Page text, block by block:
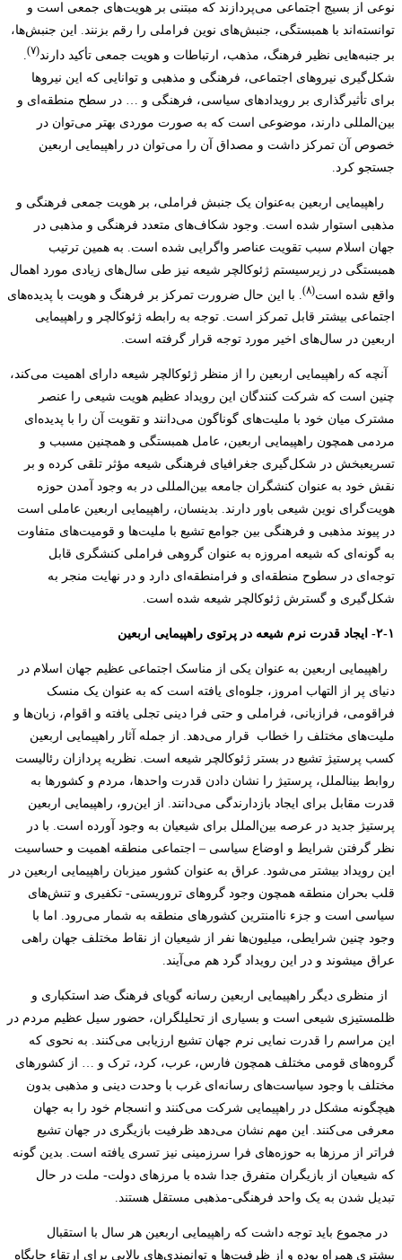
نوعی از بسیج اجتماعی می‌پردازند که مبتنی بر هویت‌های جمعی است و
توانسته‌اند با همبستگی، جنبش‌های نوین فراملی را رقم بزنند. این جنبش‌ها،
بر جنبه‌هایی نظیر فرهنگ، مذهب، ارتباطات و هویت جمعی تأکید دارند(۷)
شکل‌گیری نیروهای اجتماعی، فرهنگی و مذهبی و توانایی که این نیروها
برای تأثیرگذاری بر رویدادهای سیاسی، فرهنگی و … در سطح منطقه‌ای و
بین‌المللی دارند، موضوعی است که به ‌صورت موردی بهتر می‌توان در
خصوص آن تمرکز داشت و مصداق آن را می‌توان در راهپیمایی اربعین
جستجو کرد.
راهپیمایی اربعین به‌عنوان یک جنبش فراملی، بر هویت جمعی فرهنگی و
مذهبی استوار شده است. وجود شکاف‌های متعدد فرهنگی و مذهبی در
جهان اسلام سبب تقویت عناصر واگرایی شده است. به همین ترتیب
همبستگی در زیرسیستم ژئوکالچر شیعه نیز طی سال‌های زیادی مورد اهمال
واقع شده است(۸)
. با این حال ضرورت تمرکز بر فرهنگ و هویت با پدیده‌های
اجتماعی بیشتر قابل تمرکز است. توجه به رابطه ژئوکالچر و راهپیمایی
اربعین در سال‌های اخیر مورد توجه قرار گرفته است.
آنچه که راهپیمایی اربعین را از منظر ژئوکالچر شیعه دارای اهمیت می‌کند،
چنین است که شرکت کنندگان این رویداد عظیم هویت شیعی را عنصر
مشترک میان خود با ملیت‌های گوناگون می‌دانند و تقویت آن را با پدیده‌ای
مردمی همچون راهپیمایی اربعین، عامل همبستگی و همچنین مسبب و
تسریع­بخش در شکل‌گیری جغرافیای فرهنگی شیعه مؤثر تلقی کرده و بر
نقش خود به ‌عنوان کنشگران جامعه بین‌المللی در به‌ وجود آمدن حوزه
هویت‌گرای نوین شیعی باور دارند. بدین­سان، راهپیمایی اربعین عاملی است
در پیوند مذهبی و فرهنگی بین جوامع تشیع با ملیت‌ها و قومیت‌های متفاوت
به گونه‌ای که شیعه امروزه به عنوان گروهی فراملی کنشگری قابل
توجه‌ای در سطوح منطقه‌ای و فرامنطقه‌ای دارد و در نهایت منجر به
شکل‌گیری و گسترش ژئوکالچر شیعه شده است.
۲-۱- ایجاد قدرت نرم شیعه در پرتوی راهپیمایی اربعین
راهپیمایی اربعین به عنوان یکی از مناسک اجتماعی عظیم جهان اسلام در
دنیای پر از التهاب امروز، جلوه‌ای یافته است که به‌ عنوان یک منسک
فراقومی، فرازبانی، فراملی و حتی فرا دینی تجلی یافته و اقوام، زبان‌ها و
ملیت‌های مختلف را خطاب قرار می‌دهد. از جمله آثار راهپیمایی اربعین
کسب پرستیژ تشیع در بستر ژئوکالچر شیعه است. نظریه پردازان رئالیست
روابط بین­الملل، پرستیژ را نشان دادن قدرت واحدها، مردم و کشورها به
قدرت مقابل برای ایجاد بازدارندگی می‌دانند. از این‌رو، راهپیمایی اربعین
پرستیژ جدید در عرصه بین‌الملل برای شیعیان به وجود آورده است. با در
نظر گرفتن شرایط و اوضاع سیاسی – اجتماعی منطقه اهمیت و حساسیت
این رویداد بیشتر می‌شود. عراق به عنوان کشور میزبان راهپیمایی اربعین در
قلب بحران منطقه همچون وجود گروهای تروریستی- تکفیری و تنش‌های
سیاسی است و جزء ناامن­ترین کشورهای منطقه به شمار می‌رود. اما با
وجود چنین شرایطی، میلیون‌ها نفر از شیعیان از نقاط مختلف جهان راهی
عراق می­شوند و در این رویداد گرد هم می‌آیند.
از منظری دیگر راهپیمایی اربعین رسانه گویای فرهنگ ضد استکباری و
ظلم­ستیزی شیعی است و بسیاری از تحلیلگران، حضور سیل عظیم مردم در
این مراسم را قدرت نمایی نرم جهان تشیع ارزیابی می‌کنند. به نحوی که
گروه‌های قومی مختلف همچون فارس، عرب، کرد، ترک و … از کشورهای
مختلف با وجود سیاست‌های رسانه‌ای غرب با وحدت دینی و مذهبی بدون
هیچگونه مشکل در راهپیمایی شرکت می‌کنند و انسجام خود را به جهان
معرفی می‌کنند. این مهم نشان می‌دهد ظرفیت بازیگری در جهان تشیع
فراتر از مرزها به حوزه‌های فرا سرزمینی نیز تسری یافته است. بدین گونه
که شیعیان از بازیگران متفرق جدا شده با مرزهای دولت- ملت در حال
تبدیل شدن به یک واحد فرهنگی-مذهبی مستقل هستند.
در مجموع باید توجه داشت که راهپیمایی اربعین هر سال با استقبال
بیشتری همراه بوده و از ظرفیت‌ها و توانمندی‌های بالایی برای ارتقاء جایگاه